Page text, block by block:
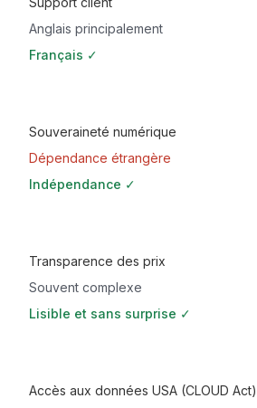
Anglais principalement
Français ✓
Souveraineté numérique
Dépendance étrangère
Indépendance ✓
Transparence des prix
Souvent complexe
Lisible et sans surprise ✓
Accès aux données USA (CLOUD Act)